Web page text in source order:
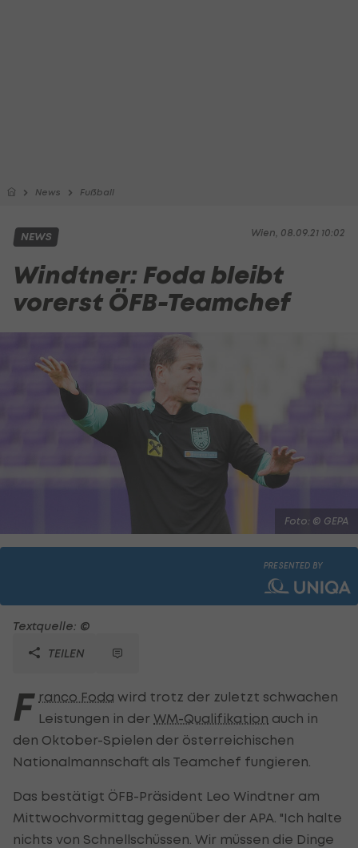
News Fußball
Wien, 08.09.21 10:02
NEWS
Windtner: Foda bleibt
vorerst ÖFB-Teamchef
Foto: © GEPA
PRESENTED BY
Textquelle: ©
TEILEN
F ranco Foda wird trotz der zuletzt schwachen
Leistungen in der WM-Qualifikation auch in
den Oktober-Spielen der österreichischen
Nationalmannschaft als Teamchef fungieren.
Das bestätigt ÖFB-Präsident Leo Windtner am
Mittwochvormittag gegenüber der APA. "Ich halte
nichts von Schnellschüssen. Wir müssen die Dinge